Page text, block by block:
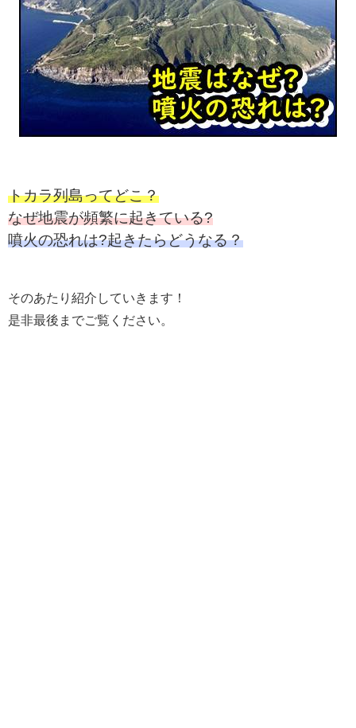
トカラ列島ってどこ？
なぜ地震が頻繁に起きている?
噴火の恐れは?起きたらどうなる？
そのあたり紹介していきます！
是非最後までご覧ください。